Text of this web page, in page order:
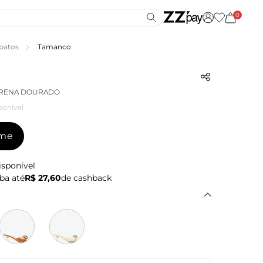
0
Tamanco
DOURADO
atéR$ 27,60de cashback